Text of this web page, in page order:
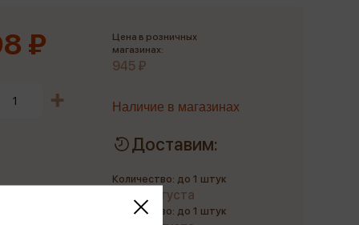
₽
Цена в розничных
магазинах:
945 ₽
Наличие в магазинах
Доставим:
Количество: до 1 штук
до 10 августа
Количество: до 1 штук